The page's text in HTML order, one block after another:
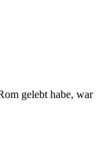
gelebt habe, war